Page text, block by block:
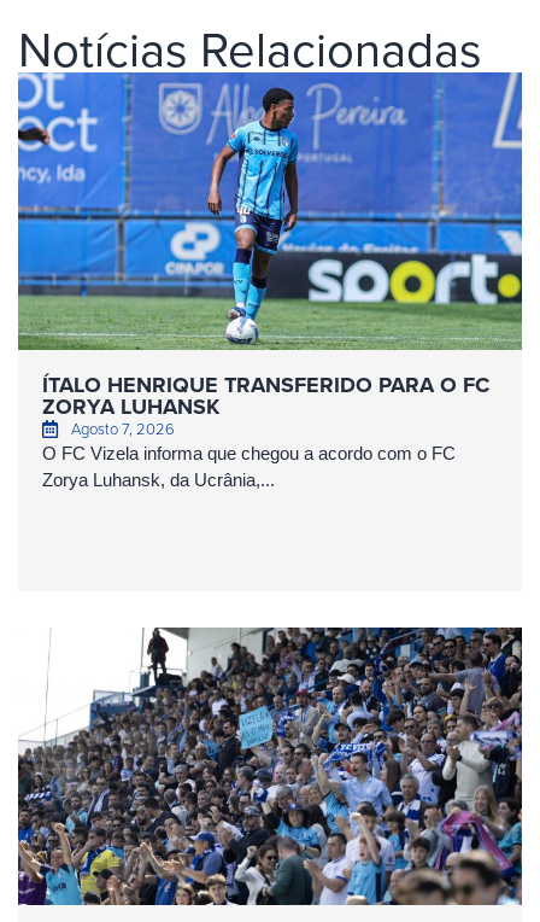
Notícias Relacionadas
ÍTALO HENRIQUE TRANSFERIDO PARA O FC
ZORYA LUHANSK
Agosto 7, 2026
O FC Vizela informa que chegou a acordo com o FC
Zorya Luhansk, da Ucrânia,...